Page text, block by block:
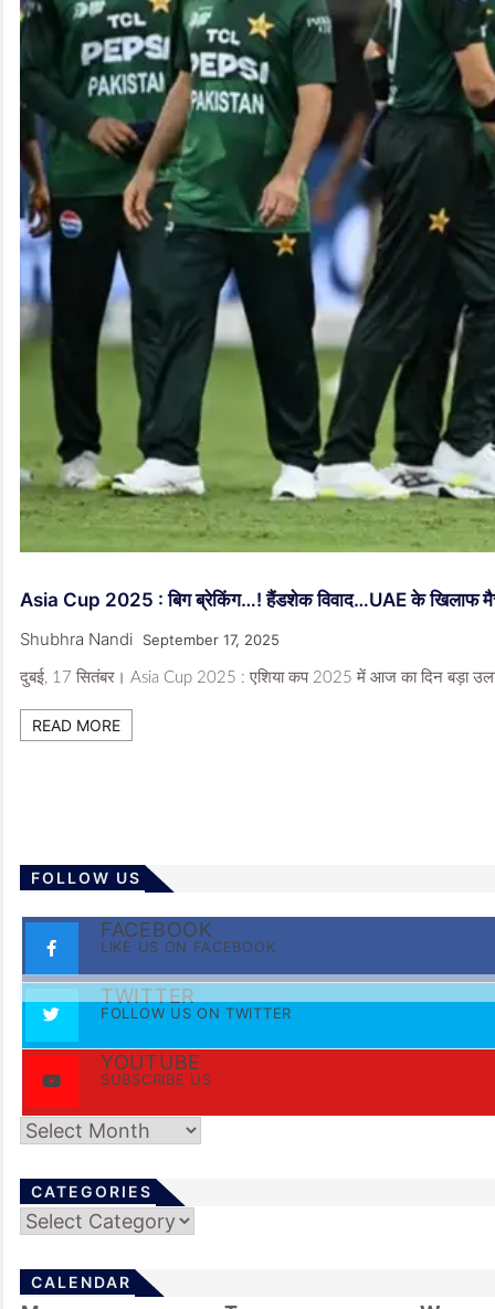
Asia Cup 2025 : बिग ब्रेकिंग…! हैंडशेक विवाद…UAE के खिलाफ मैच
Shubhra Nandi September 17, 2025
दुबई, 17 सितंबर। Asia Cup 2025 : एशिया कप 2025 में आज का दिन बड़ा
READ MORE
FOLLOW US
FACEBOOK
LIKE US ON FACEBOOK
TWITTER
FOLLOW US ON TWITTER
YOUTUBE
SUBSCRIBE US
Archives
CATEGORIES
Categories
CALENDAR